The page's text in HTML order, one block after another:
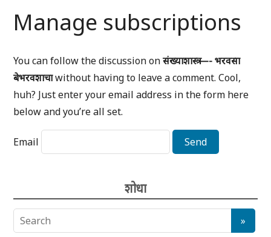
Manage subscriptions
You can follow the discussion onसंख्याशास्त्र —- भरवसा
बेभरवशाचाwithout having to leave a comment. Cool,
huh? Just enter your email address in the form here
below and you’re all set.
Email
शोधा